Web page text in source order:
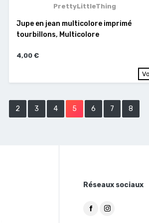
PrettyLittleThing
Jupe en jean multicolore imprimé
tourbillons, Multicolore
4,00 €
2 3 4 5 6 7 8
Réseaux sociaux